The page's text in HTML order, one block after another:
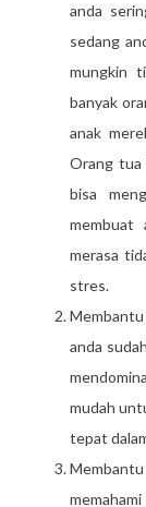
anda
sedang
mungkin
banyak
anak
Orang tua
bisa
membuat
merasa
stres.
anda
mudah
tepat